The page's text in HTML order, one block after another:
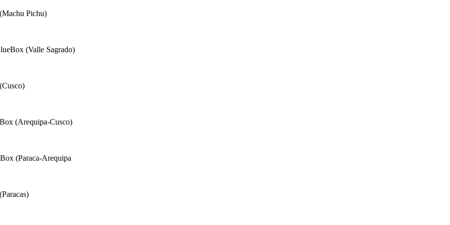
Pichu)
(Valle Sagrado)
(Arequipa-Cusco)
(Paraca-Arequipa